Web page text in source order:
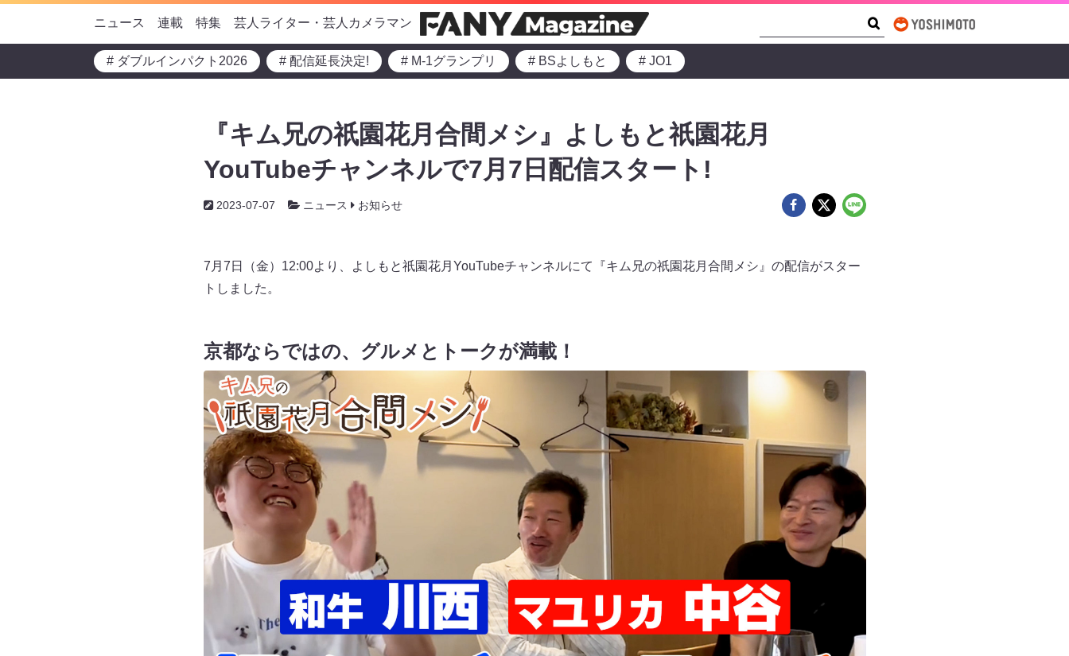
ニュース 連載 特集 芸人ライター・芸人カメラマン
# ダブルインパクト2026 # 配信延長決定! # M-1グランプリ # BSよしもと # JO1
『キム兄の祇園花月合間メシ』よしもと祇園花月
YouTubeチャンネルで7月7日配信スタート!
2023-07-07 ニュース お知らせ
7月7日（金）12:00より、よしもと祇園花月YouTubeチャンネルにて『キム兄の祇園花月合間メシ』の配信がスター
トしました。
京都ならではの、グルメとトークが満載！